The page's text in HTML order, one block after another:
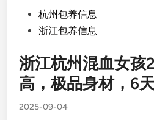
Posted杭州包养信息
浙江包养信息
浙江杭州混血女孩
高，极品身材，6
2025-09-04